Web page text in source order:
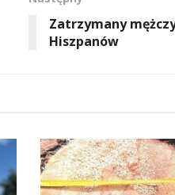
Zatrzymany
Hiszpanów